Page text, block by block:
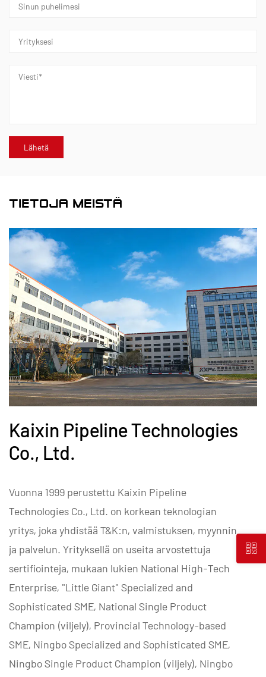
TIETOJA MEISTÄ
Kaixin Pipeline Technologies
Co., Ltd.
Vuonna 1999 perustettu Kaixin Pipeline
Technologies Co., Ltd. on korkean teknologian
yritys, joka yhdistää T&K:n, valmistuksen, myynnin
ja palvelun. Yrityksellä on useita arvostettuja
sertifiointeja, mukaan lukien National High-Tech
Enterprise, "Little Giant" Specialized and
Sophisticated SME, National Single Product
Champion (viljely), Provincial Technology-based
SME, Ningbo Specialized and Sophisticated SME,
Ningbo Single Product Champion (viljely), Ningbo